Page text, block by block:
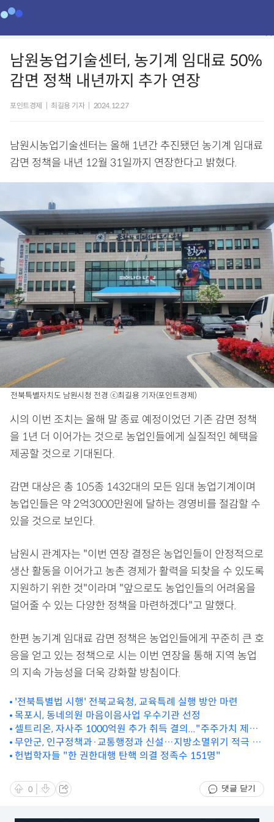
남원농업기술센터, 농기계 임대료 50%
감면 정책 내년까지 추가 연장
포인트경제 최길용 기자 2024.12.27
남원시농업기술센터는 올해 1년간 추진됐던 농기계 임대료
감면 정책을 내년 12월 31일까지 연장한다고 밝혔다.
전북특별자치도 남원시청 전경 ⓒ최길용 기자(포인트경제)
시의 이번 조치는 올해 말 종료 예정이었던 기존 감면 정책
을 1년 더 이어가는 것으로 농업인들에게 실질적인 혜택을
제공할 것으로 기대된다.
감면 대상은 총 105종 1432대의 모든 임대 농업기계이며
농업인들은 약 2억3000만원에 달하는 경영비를 절감할 수
있을 것으로 보인다.
남원시 관계자는 "이번 연장 결정은 농업인들이 안정적으로
생산 활동을 이어가고 농촌 경제가 활력을 되찾을 수 있도록
지원하기 위한 것"이라며 "앞으로도 농업인들의 어려움을
덜어줄 수 있는 다양한 정책을 마련하겠다"고 말했다.
한편 농기계 임대료 감면 정책은 농업인들에게 꾸준히 큰 호
응을 얻고 있는 정책으로 시는 이번 연장을 통해 지역 농업
의 지속 가능성을 더욱 강화할 방침이다.
'전북특별법 시행' 전북교육청, 교육특례 실행 방안 마련
목포시, 동네의원 마음이음사업 우수기관 선정
셀트리온, 자사주 1000억원 추가 취득 결의..."주주가치 제고
최우선"
무안군, 인구정책과·교통행정과 신설…지방소멸위기 적극 대
응
헌법학자들 "한 권한대행 탄핵 의결 정족수 151명"
0 댓글 닫기